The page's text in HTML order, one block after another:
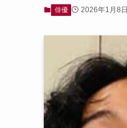
俳優 2026年1月8日